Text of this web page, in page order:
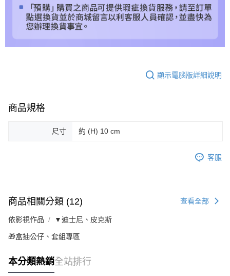
顯示電腦版詳細說明
商品規格
尺寸 約 (H) 10 cm
客服
商品相關分類 (12) 查看全部
依影視作品 ▼迪士尼、皮克斯
🎁盒抽公仔、套組專區
本分類熱銷全站排行